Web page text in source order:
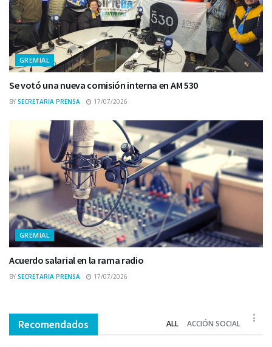
GREMIAL
Se votó una nueva comisión interna en AM 530
BY SECRETARIA PRENSA 17/07/2026
GREMIAL
Acuerdo salarial en la rama radio
BY SECRETARIA PRENSA 17/07/2026
Recomendados ALL ACCIÓN SOCIAL